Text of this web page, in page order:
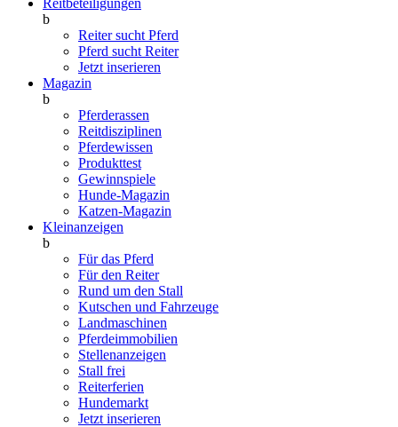
Reitbeteiligungen
b
Reiter sucht Pferd
Pferd sucht Reiter
Jetzt inserieren
Magazin
b
Pferderassen
Reitdisziplinen
Pferdewissen
Produkttest
Gewinnspiele
Hunde-Magazin
Katzen-Magazin
Kleinanzeigen
b
Für das Pferd
Für den Reiter
Rund um den Stall
Kutschen und Fahrzeuge
Landmaschinen
Pferdeimmobilien
Stellenanzeigen
Stall frei
Reiterferien
Hundemarkt
Jetzt inserieren